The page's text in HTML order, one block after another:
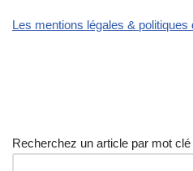
Les mentions légales & politiques
Recherchez un article par mot clé